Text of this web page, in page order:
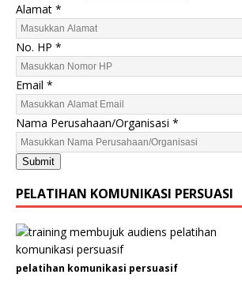
Alamat *
No. HP *
Email *
H
P
A
l
a
m
a
t
Nama Perusahaan/Organisasi *
Submit
PELATIHAN KOMUNIKASI PERSUASI
pelatihan komunikasi persuasif